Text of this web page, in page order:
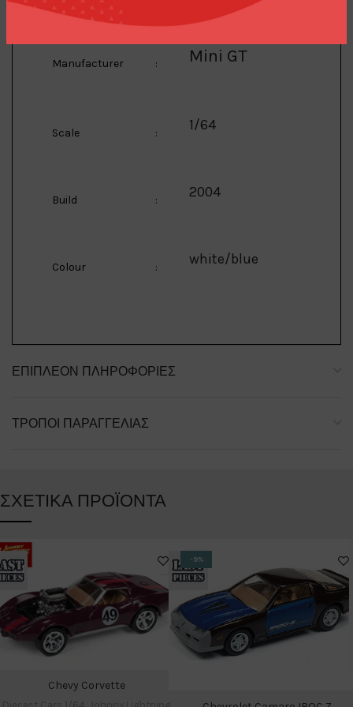
Manufacturer : Mini GT
Scale : 1/64
Build : 2004
Colour : white/blue
ΕΠΙΠΛΈΟΝ ΠΛΗΡΟΦΟΡΊΕΣ
ΤΡΌΠΟΙ ΠΑΡΑΓΓΕΛΊΑΣ
ΣΧΕΤΙΚΆ ΠΡΟΪΌΝΤΑ
Chevy Corvette
-9%